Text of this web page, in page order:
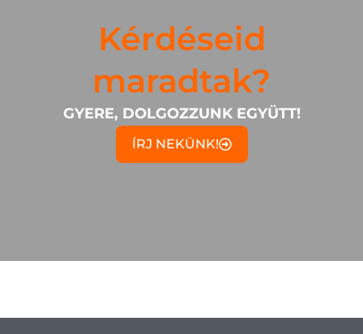
Kérdéseid
maradtak?
GYERE, DOLGOZZUNK EGYÜTT!
ÍRJ NEKÜNK!